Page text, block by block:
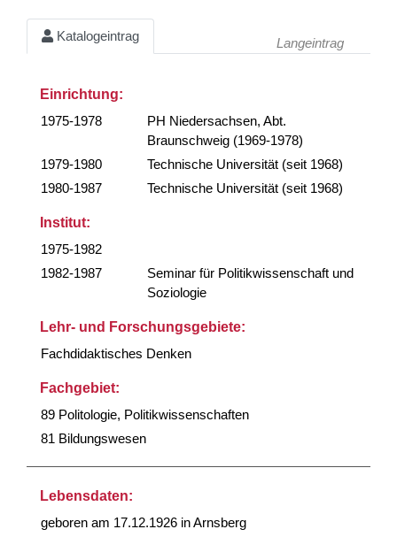
Katalogeintrag Langeintrag
Einrichtung:
1975-1978
PH Niedersachsen, Abt.
Braunschweig (1969-1978)
1979-1980
Technische Universität (seit 1968)
1980-1987
Technische Universität (seit 1968)
Institut:
1975-1982
1982-1987
Seminar für Politikwissenschaft und
Soziologie
Lehr- und Forschungsgebiete:
Fachdidaktisches Denken
Fachgebiet:
89 Politologie, Politikwissenschaften
81 Bildungswesen
Lebensdaten:
geboren am 17.12.1926 in Arnsberg